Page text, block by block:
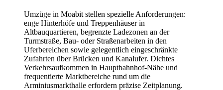
Umzüge in Moabit stellen spezielle Anforderungen:
enge Hinterhöfe und Treppenhäuser in
Altbauquartieren, begrenzte Ladezonen an der
Turmstraße, Bau- oder Straßenarbeiten in den
Uferbereichen sowie gelegentlich eingeschränkte
Zufahrten über Brücken und Kanalufer. Dichtes
Verkehrsaufkommen in Hauptbahnhof-Nähe und
frequentierte Marktbereiche rund um die
Arminiusmarkthalle erfordern präzise Zeitplanung.